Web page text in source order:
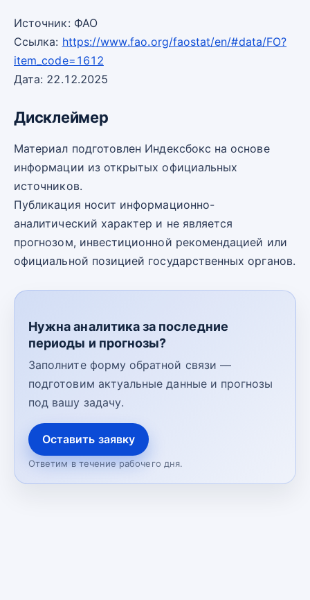
Источник: ФАО
Ссылка: https://www.fao.org/faostat/en/#data/FO?
item_code=1612
Дата: 22.12.2025
Дисклеймер
Материал подготовлен Индексбокс на основе
информации из открытых официальных
источников.
Публикация носит информационно-
аналитический характер и не является
прогнозом, инвестиционной рекомендацией или
официальной позицией государственных органов.
Нужна аналитика за последние
периоды и прогнозы?
Заполните форму обратной связи —
подготовим актуальные данные и прогнозы
под вашу задачу.
Оставить заявку
Ответим в течение рабочего дня.